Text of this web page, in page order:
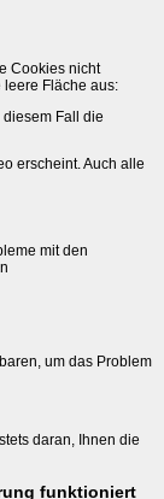
Cookies nicht
leere Fläche aus:
Fall die
erscheint. Auch alle
mit den
um das Problem
daran, Ihnen die
funktioniert